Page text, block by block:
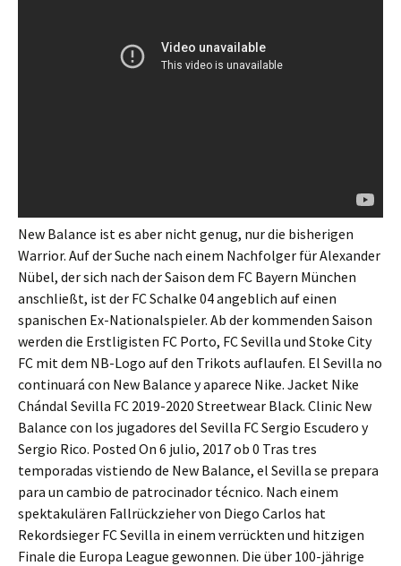
New Balance ist es aber nicht genug, nur die bisherigen
Warrior. Auf der Suche nach einem Nachfolger für Alexander
Nübel, der sich nach der Saison dem FC Bayern München
anschließt, ist der FC Schalke 04 angeblich auf einen
spanischen Ex-Nationalspieler. Ab der kommenden Saison
werden die Erstligisten FC Porto, FC Sevilla und Stoke City
FC mit dem NB-Logo auf den Trikots auflaufen. El Sevilla no
continuará con New Balance y aparece Nike. Jacket Nike
Chándal Sevilla FC 2019-2020 Streetwear Black. Clinic New
Balance con los jugadores del Sevilla FC Sergio Escudero y
Sergio Rico. Posted On 6 julio, 2017 ob 0 Tras tres
temporadas vistiendo de New Balance, el Sevilla se prepara
para un cambio de patrocinador técnico. Nach einem
spektakulären Fallrückzieher von Diego Carlos hat
Rekordsieger FC Sevilla in einem verrückten und hitzigen
Finale die Europa League gewonnen. Die über 100-jährige